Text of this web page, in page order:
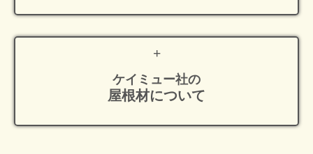
ケイミュー社の
屋根材について